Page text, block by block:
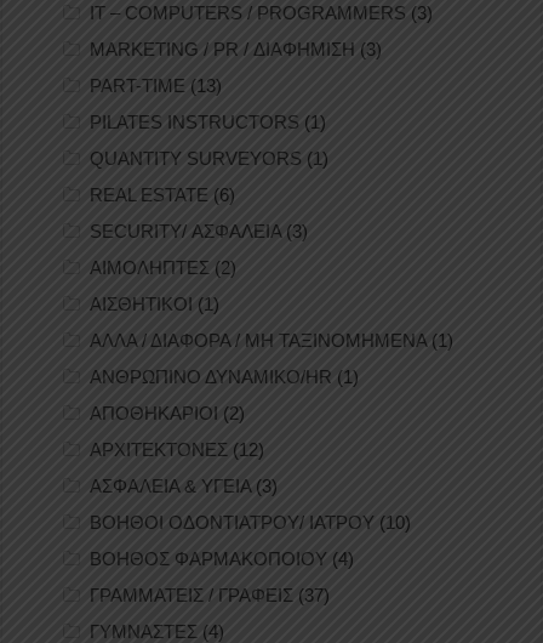
IT – COMPUTERS / PROGRAMMERS (3)
MARKETING / PR / ΔΙΑΦΗΜΙΣΗ (3)
PART-TIME (13)
PILATES INSTRUCTORS (1)
QUANTITY SURVEYORS (1)
REAL ESTATE (6)
SECURITY/ ΑΣΦΑΛΕΙΑ (3)
ΑΙΜΟΛΗΠΤΕΣ (2)
ΑΙΣΘΗΤΙΚΟΙ (1)
ΑΛΛΑ / ΔΙΑΦΟΡΑ / ΜΗ ΤΑΞΙΝΟΜΗΜΕΝΑ (1)
ΑΝΘΡΩΠΙΝΟ ΔΥΝΑΜΙΚΟ/HR (1)
ΑΠΟΘΗΚΑΡΙΟΙ (2)
ΑΡΧΙΤΕΚΤΟΝΕΣ (12)
ΑΣΦΑΛΕΙΑ & ΥΓΕΙΑ(3)
ΒΟΗΘΟΙ ΟΔΟΝΤΙΑΤΡΟΥ/ ΙΑΤΡΟΥ (10)
ΒΟΗΘΟΣ ΦΑΡΜΑΚΟΠΟΙΟΥ (4)
ΓΡΑΜΜΑΤΕΙΣ / ΓΡΑΦΕΙΣ (37)
ΓΥΜΝΑΣΤΕΣ (4)